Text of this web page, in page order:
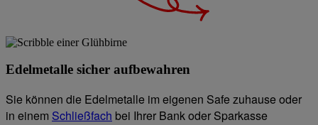
Edelmetalle sicher aufbewahren
Sie können die Edelmetalle im eigenen Safe zuhause oder
in einem Schließfach bei Ihrer Bank oder Sparkasse